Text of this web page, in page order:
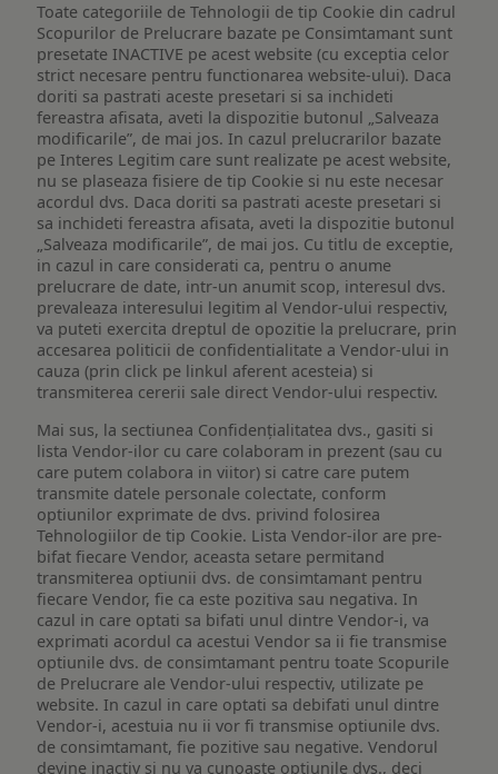
Toate categoriile de Tehnologii de tip Cookie din cadrul
Scopurilor de Prelucrare bazate pe Consimtamant sunt
presetate INACTIVE pe acest website (cu exceptia celor
strict necesare pentru functionarea website-ului). Daca
doriti sa pastrati aceste presetari si sa inchideti
fereastra afisata, aveti la dispozitie butonul „Salveaza
modificarile”, de mai jos. In cazul prelucrarilor bazate
pe Interes Legitim care sunt realizate pe acest website,
nu se plaseaza fisiere de tip Cookie si nu este necesar
acordul dvs. Daca doriti sa pastrati aceste presetari si
sa inchideti fereastra afisata, aveti la dispozitie butonul
„Salveaza modificarile”, de mai jos. Cu titlu de exceptie,
in cazul in care considerati ca, pentru o anume
prelucrare de date, intr-un anumit scop, interesul dvs.
prevaleaza interesului legitim al Vendor-ului respectiv,
va puteti exercita dreptul de opozitie la prelucrare, prin
accesarea politicii de confidentialitate a Vendor-ului in
cauza (prin click pe linkul aferent acesteia) si
transmiterea cererii sale direct Vendor-ului respectiv.
Mai sus, la sectiunea Confidențialitatea dvs., gasiti si
lista Vendor-ilor cu care colaboram in prezent (sau cu
care putem colabora in viitor) si catre care putem
transmite datele personale colectate, conform
optiunilor exprimate de dvs. privind folosirea
Tehnologiilor de tip Cookie. Lista Vendor-ilor are pre-
bifat fiecare Vendor, aceasta setare permitand
transmiterea optiunii dvs. de consimtamant pentru
fiecare Vendor, fie ca este pozitiva sau negativa. In
cazul in care optati sa bifati unul dintre Vendor-i, va
exprimati acordul ca acestui Vendor sa ii fie transmise
optiunile dvs. de consimtamant pentru toate Scopurile
de Prelucrare ale Vendor-ului respectiv, utilizate pe
website. In cazul in care optati sa debifati unul dintre
Vendor-i, acestuia nu ii vor fi transmise optiunile dvs.
de consimtamant, fie pozitive sau negative. Vendorul
devine inactiv si nu va cunoaste optiunile dvs., deci